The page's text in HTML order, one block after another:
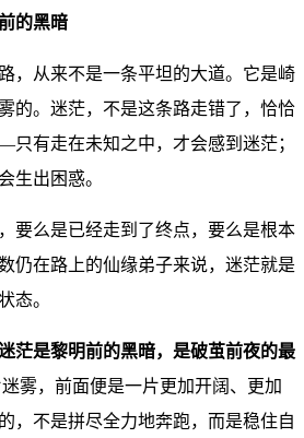
的黑暗
，从来不是一条平坦的大道。它是崎
的。迷茫，不是这条路走错了，恰恰
有走在未知之中，才会感到迷茫；
生出困惑。
要么是已经走到了终点，要么是根本
仍在路上的仙缘弟子来说，迷茫就是
态。
茫是黎明前的黑暗，是破茧前夜的最
雾，前面便是一片更加开阔、更加
，不是拼尽全力地奔跑，而是稳住自